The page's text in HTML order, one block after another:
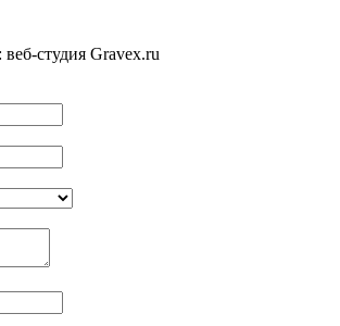
веб-студия Gravex.ru